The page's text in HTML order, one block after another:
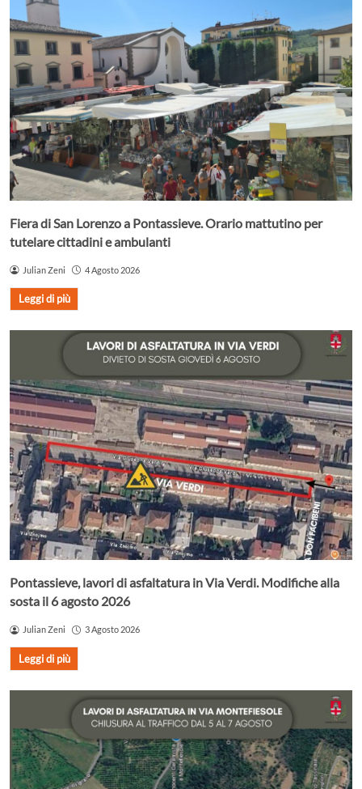
Fiera di San Lorenzo a Pontassieve. Orario mattutino per
tutelare cittadini e ambulanti
Julian Zeni 4 Agosto 2026
Leggi di più
Pontassieve, lavori di asfaltatura in Via Verdi. Modifiche alla
sosta il 6 agosto 2026
Julian Zeni 3 Agosto 2026
Leggi di più